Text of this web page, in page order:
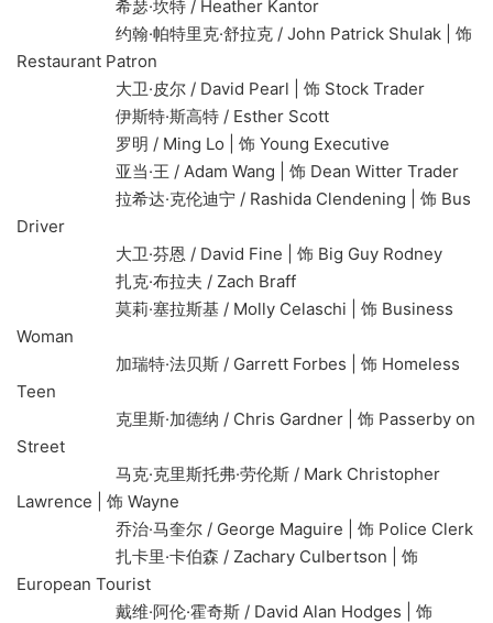
希瑟·坎特 / Heather Kantor
约翰·帕特里克·舒拉克 / John Patrick Shulak | 饰
Restaurant Patron
大卫·皮尔 / David Pearl | 饰 Stock Trader
伊斯特·斯高特 / Esther Scott
罗明 / Ming Lo | 饰 Young Executive
亚当·王 / Adam Wang | 饰 Dean Witter Trader
拉希达·克伦迪宁 / Rashida Clendening | 饰 Bus
Driver
大卫·芬恩 / David Fine | 饰 Big Guy Rodney
扎克·布拉夫 / Zach Braff
莫莉·塞拉斯基 / Molly Celaschi | 饰 Business
Woman
加瑞特·法贝斯 / Garrett Forbes | 饰 Homeless
Teen
克里斯·加德纳 / Chris Gardner | 饰 Passerby on
Street
马克·克里斯托弗·劳伦斯 / Mark Christopher
Lawrence | 饰 Wayne
乔治·马奎尔 / George Maguire | 饰 Police Clerk
扎卡里·卡伯森 / Zachary Culbertson | 饰
European Tourist
戴维·阿伦·霍奇斯 / David Alan Hodges | 饰